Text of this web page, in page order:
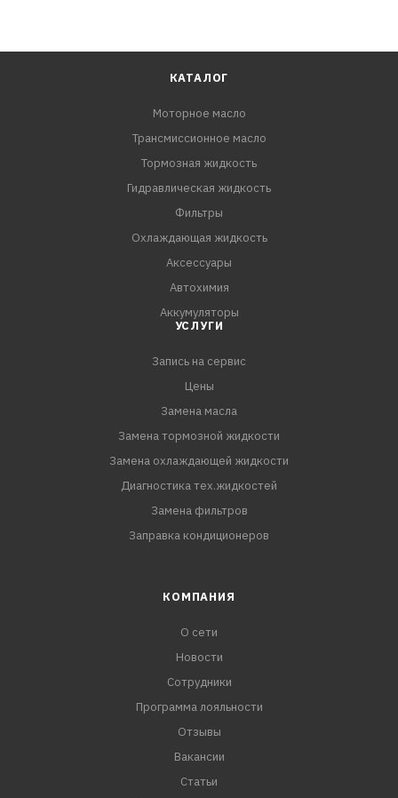
КАТАЛОГ
Моторное масло
Трансмиссионное масло
Тормозная жидкость
Гидравлическая жидкость
Фильтры
Охлаждающая жидкость
Аксессуары
Автохимия
Аккумуляторы
УСЛУГИ
Запись на сервис
Цены
Замена масла
Замена тормозной жидкости
Замена охлаждающей жидкости
Диагностика тех.жидкостей
Замена фильтров
Заправка кондиционеров
КОМПАНИЯ
О сети
Новости
Сотрудники
Программа лояльности
Отзывы
Вакансии
Статьи